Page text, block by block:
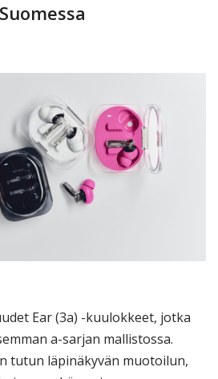
Ear (3a) -kuulokkeet, jotka
a-sarjan mallistossa.
tutun läpinäkyvän muotoilun,